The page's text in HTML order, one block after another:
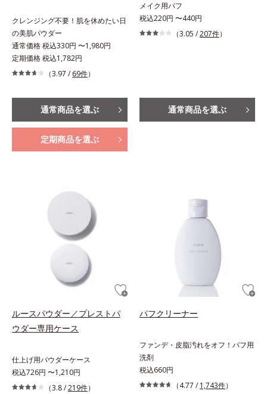
クレンジング不要！肌を休めたい日
の美肌パウダー
通常価格 税込330円 〜1,980円
定期価格 税込1,782円
（3.97 / 69件）
通常商品を選ぶ
定期商品を選ぶ
メイク用パフ
税込220円 〜440円
（3.05 /207件）
通常商品を選ぶ
ルースパウダー／プレストパ
ウダー専用ケース
仕上げ用パウダーケース
税込726円 〜1,210円
（3.8 /219件）
パフクリーナー
ファンデ・皮脂汚れをオフ！パフ用
洗剤
税込660円
（4.77 / 1,743件）